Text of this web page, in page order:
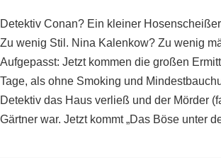
Detektiv Conan? Ein kleiner
Zu wenig Stil. Nina Kalenkow? Zu wenig
Aufgepasst: Jetzt kommen die großen
Tage, als ohne Smoking und
Detektiv das Haus verließ und der Mörder
Gärtner war. Jetzt kommt „Das Böse unter